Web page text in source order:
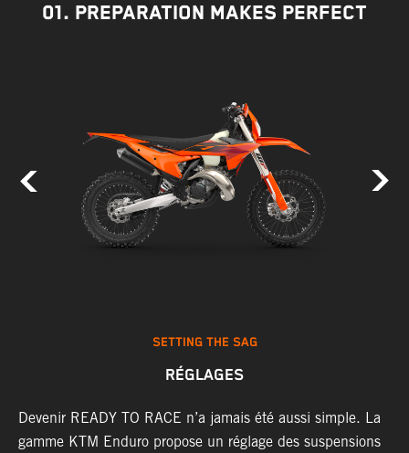
01. PREPARATION MAKES PERFECT
SETTING THE SAG
RÉGLAGES
Devenir READY TO RACE n’a jamais été aussi simple. La
gamme KTM Enduro propose un réglage des suspensions